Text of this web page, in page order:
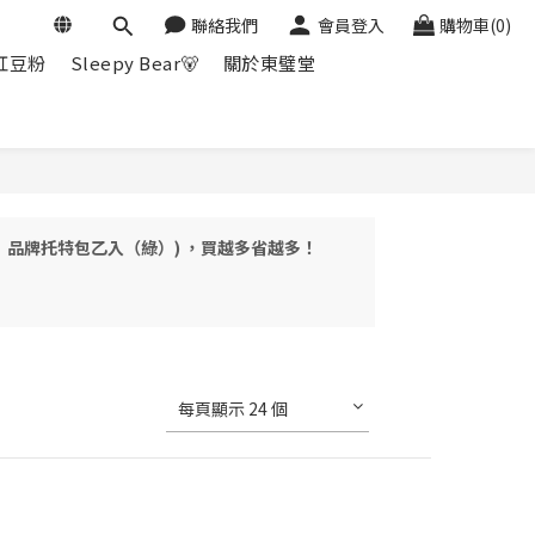
聯絡我們 會員登入 購物車(0)
豆粉 Sleepy Bear🐻 關於東璧堂
牌托特包乙入（綠）) ，買越多省越多！
每頁顯示 24 個